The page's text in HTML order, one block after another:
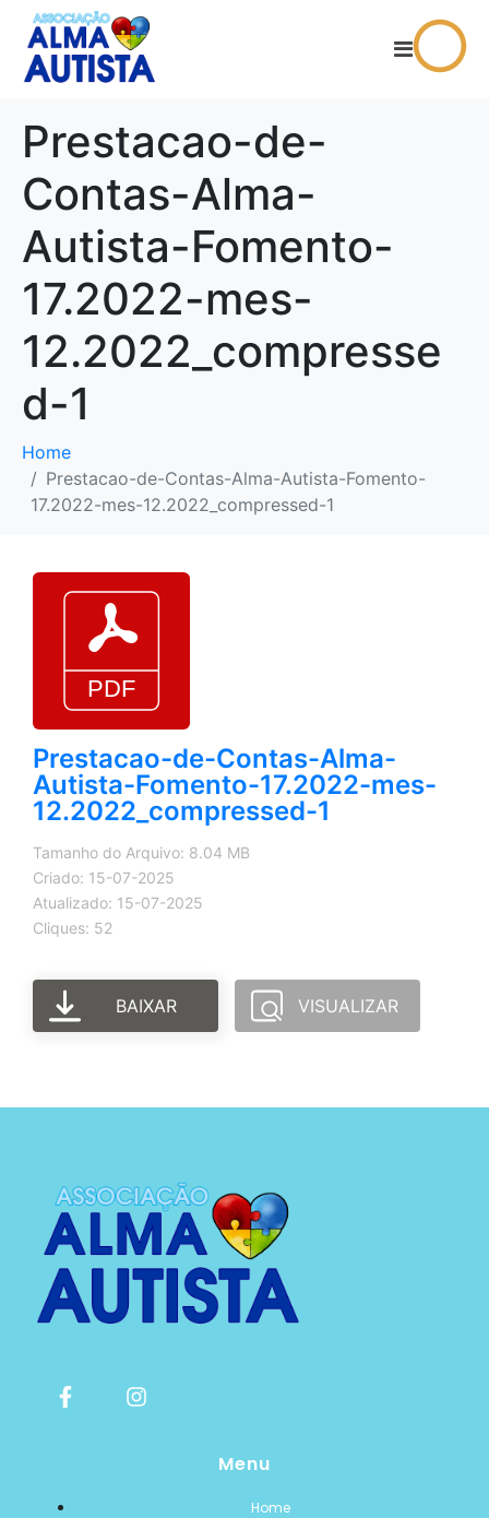
Prestacao-de-
Contas-Alma-
Autista-Fomento-
17.2022-mes-
12.2022_compresse
d-1
Home
Prestacao-de-Contas-Alma-Autista-Fomento-
17.2022-mes-12.2022_compressed-1
Prestacao-de-Contas-Alma-
Autista-Fomento-17.2022-mes-
12.2022_compressed-1
Tamanho do Arquivo: 8.04 MB
Criado: 15-07-2025
Atualizado: 15-07-2025
Cliques: 52
BAIXAR VISUALIZAR
Menu
Home